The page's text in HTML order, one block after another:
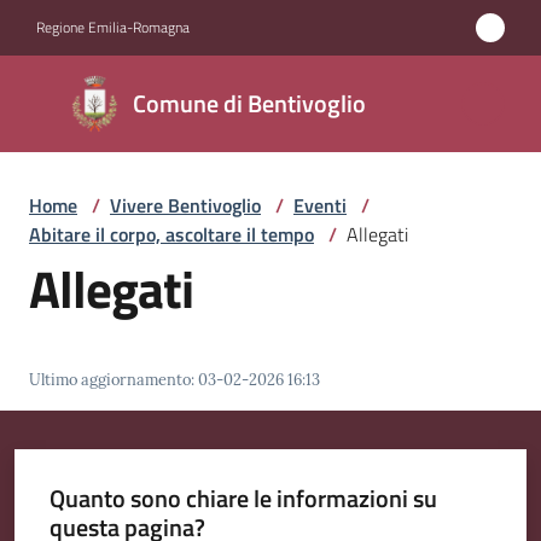
Regione Emilia-Romagna
Comune di Bentivoglio
Comune di
Bentivoglio
Amministrazione
Novità
Vivere
Bentivoglio
Home / Vivere Bentivoglio / Eventi /
Abitare il corpo, ascoltare il tempo / Allegati
Allegati
Ultimo aggiornamento:03-02-2026 16:13
Quanto sono chiare le informazioni su
questa pagina?